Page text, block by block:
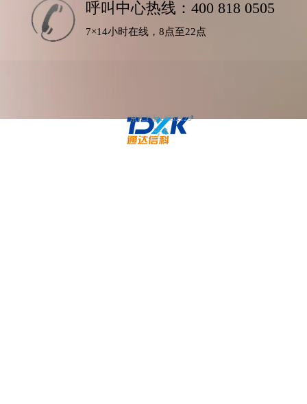
呼叫中心热线：400 818 0505
7×14小时在线，8点至22点
京ICP备14032129
号-6